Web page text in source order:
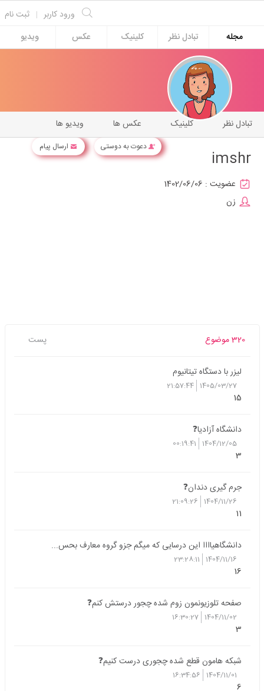
ثبت نام | ورود کاربر
مجله
تبادل نظر کلینیک عکس ویدیو
دعوت به دوستی ارسال پیام
ویدیو ها عکس ها کلینیک تبادل نظر
imshr
عضویت : 1402/06/06
زن
320 موضوع پست
لیزر با دستگاه تیتانیوم
1405/03/27
21:57:44
15
دانشگاه آزادیا❓
1404/12/05
00:19:41
3
جرم گیری دندان❓
1404/11/26
21:09:26
11
دانشگاهیاااا این درسایی که میگم جزو گروه معارف بحس...
1404/11/16
23:28:11
16
صفحه تلوزیونمون زوم شده چجور درستش کنم❓
1404/11/02
16:30:27
3
شبکه هامون قطع شده چجوری درست کنیم❓
1404/11/01
16:34:56
6